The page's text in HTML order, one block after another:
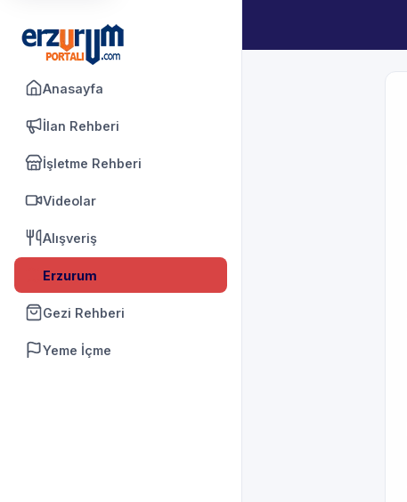
Anasayfa
İlan Rehberi
İşletme Rehberi
Videolar
Alışveriş
Erzurum
Gezi Rehberi
Yeme İçme